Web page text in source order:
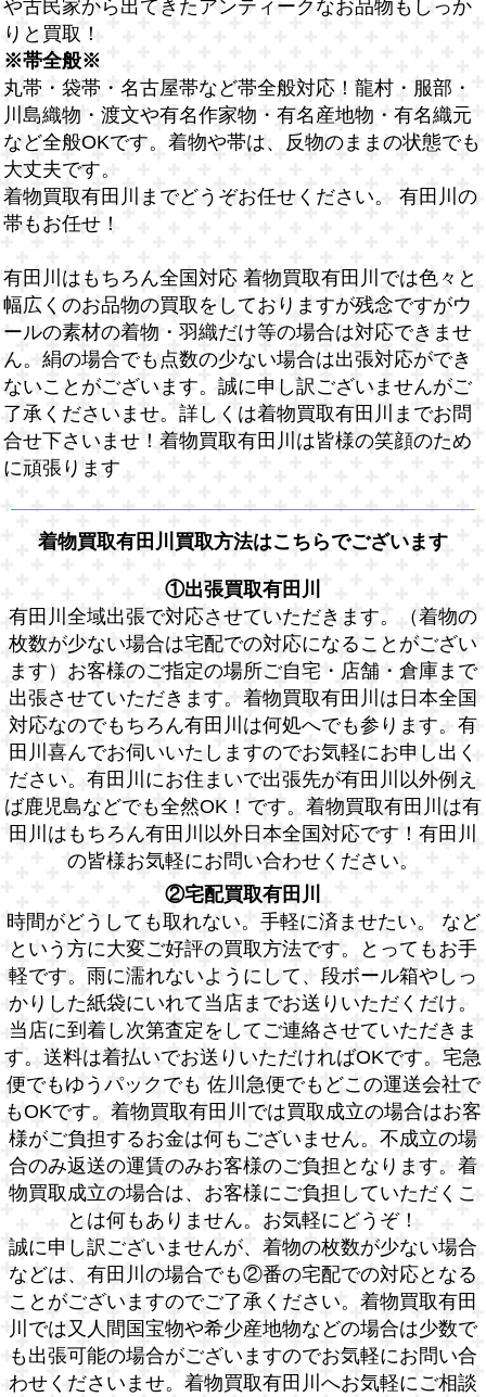
や古民家から出てきたアンティークなお品物もしっか
りと買取！
※帯全般※
丸帯・袋帯・名古屋帯など帯全般対応！龍村・服部・
川島織物・渡文や有名作家物・有名産地物・有名織元
など全般OKです。着物や帯は、反物のままの状態でも
大丈夫です。
着物買取有田川までどうぞお任せください。 有田川の
帯もお任せ！
有田川はもちろん全国対応 着物買取有田川では色々と
幅広くのお品物の買取をしておりますが残念ですがウ
ールの素材の着物・羽織だけ等の場合は対応できませ
ん。絹の場合でも点数の少ない場合は出張対応ができ
ないことがございます。誠に申し訳ございませんがご
了承くださいませ。詳しくは着物買取有田川までお問
合せ下さいませ！着物買取有田川は皆様の笑顔のため
に頑張ります
着物買取有田川買取方法はこちらでございます
①出張買取有田川
有田川全域出張で対応させていただきます。（着物の
枚数が少ない場合は宅配での対応になることがござい
ます）お客様のご指定の場所ご自宅・店舗・倉庫まで
出張させていただきます。着物買取有田川は日本全国
対応なのでもちろん有田川は何処へでも参ります。有
田川喜んでお伺いいたしますのでお気軽にお申し出く
ださい。有田川にお住まいで出張先が有田川以外例え
ば鹿児島などでも全然OK！です。着物買取有田川は有
田川はもちろん有田川以外日本全国対応です！有田川
の皆様お気軽にお問い合わせください。
②宅配買取有田川
時間がどうしても取れない。手軽に済ませたい。 など
という方に大変ご好評の買取方法です。とってもお手
軽です。雨に濡れないようにして、段ボール箱やしっ
かりした紙袋にいれて当店までお送りいただくだけ。
当店に到着し次第査定をしてご連絡させていただきま
す。送料は着払いでお送りいただければOKです。宅急
便でもゆうパックでも 佐川急便でもどこの運送会社で
もOKです。着物買取有田川では買取成立の場合はお客
様がご負担するお金は何もございません。不成立の場
合のみ返送の運賃のみお客様のご負担となります。着
物買取成立の場合は、お客様にご負担していただくこ
とは何もありません。お気軽にどうぞ！
誠に申し訳ございませんが、着物の枚数が少ない場合
などは、有田川の場合でも②番の宅配での対応となる
ことがございますのでご了承ください。着物買取有田
川では又人間国宝物や希少産地物などの場合は少数で
も出張可能の場合がございますのでお気軽にお問い合
わせくださいませ。着物買取有田川へお気軽にご相談